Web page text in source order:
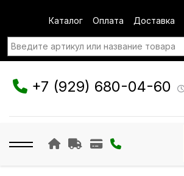
Каталог Оплата Доставка
+7 (929) 680-04-60